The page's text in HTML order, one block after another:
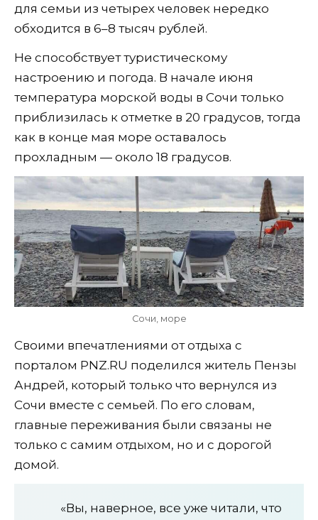
для семьи из четырех человек нередко
обходится в 6–8 тысяч рублей.
Не способствует туристическому
настроению и погода. В начале июня
температура морской воды в Сочи только
приблизилась к отметке в 20 градусов, тогда
как в конце мая море оставалось
прохладным — около 18 градусов.
Сочи, море
Своими впечатлениями от отдыха с
порталом PNZ.RU поделился житель Пензы
Андрей, который только что вернулся из
Сочи вместе с семьей. По его словам,
главные переживания были связаны не
только с самим отдыхом, но и с дорогой
домой.
«Вы, наверное, все уже читали, что